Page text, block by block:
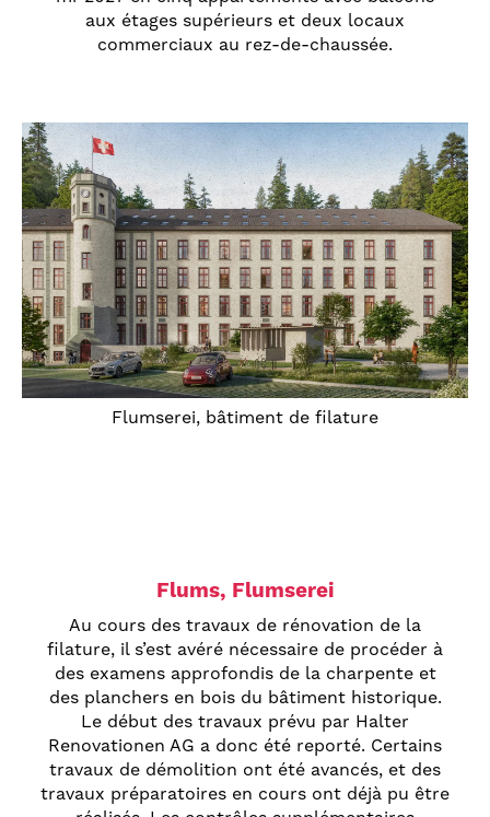
aux étages supérieurs et deux locaux
commerciaux au rez-de-chaussée.
Flumserei, bâtiment de filature
Flums, Flumserei
Au cours des travaux de rénovation de la
filature, il s’est avéré nécessaire de procéder à
des examens approfondis de la charpente et
des planchers en bois du bâtiment historique.
Le début des travaux prévu par Halter
Renovationen AG a donc été reporté. Certains
travaux de démolition ont été avancés, et des
travaux préparatoires en cours ont déjà pu être